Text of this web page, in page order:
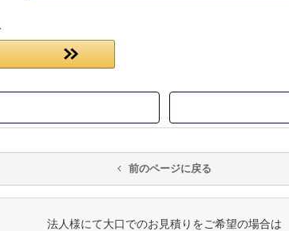
前のページに戻る
法人様にて大口でのお見積りをご希望の場合は